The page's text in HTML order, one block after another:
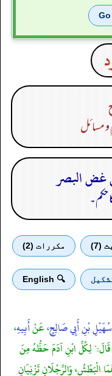
مسائل
حکم۔
(7) مكررات (2)
🔍 English
سُهَيْلِ بْنِ أَبِي صَالِحٍ، عَنْأَبِيهِ،
قَالَ:" لِكُلِّ ابْنِ آدَمَ حَظُّهُ مِنَ
الْبَطْشُ، وَالرِّجْلَانِ تَزْنِيَانِ